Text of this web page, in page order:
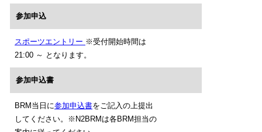
参加申込
スポーツエントリー ※受付開始時間は
21:00 ～ となります。
参加申込書
BRM当日に参加申込書をご記入の上提出
してください。※N2BRMは各BRM担当の